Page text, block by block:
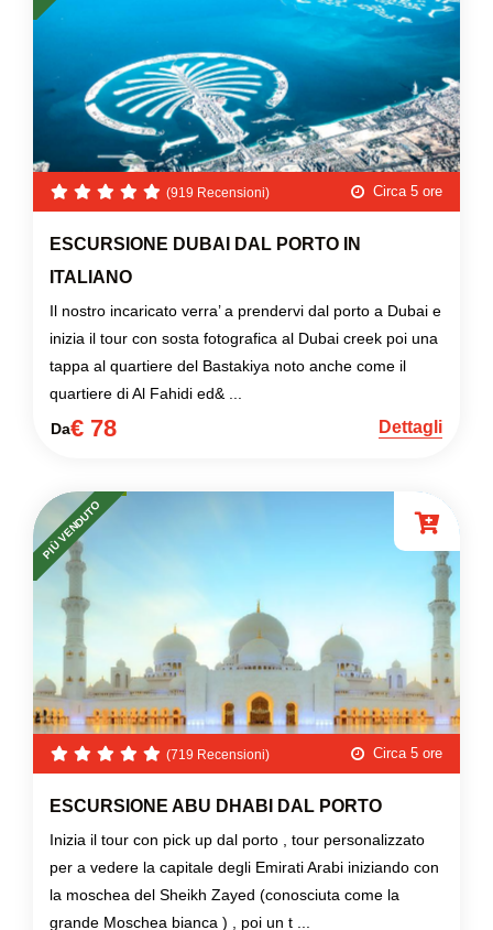
(919 Recensioni) Circa 5 ore
ESCURSIONE DUBAI DAL PORTO IN
ITALIANO
Il nostro incaricato verra’ a prendervi dal porto a Dubai e
inizia il tour con sosta fotografica al Dubai creek poi una
tappa al quartiere del Bastakiya noto anche come il
quartiere di Al Fahidi ed& ...
Da€ 78 Dettagli
PIÙ VENDUTO
(719 Recensioni) Circa 5 ore
ESCURSIONE ABU DHABI DAL PORTO
Inizia il tour con pick up dal porto , tour personalizzato
per a vedere la capitale degli Emirati Arabi iniziando con
la moschea del Sheikh Zayed (conosciuta come la
grande Moschea bianca ) , poi un t ...